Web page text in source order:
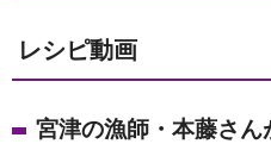
レシピ動画
宮津の漁師・本藤さ